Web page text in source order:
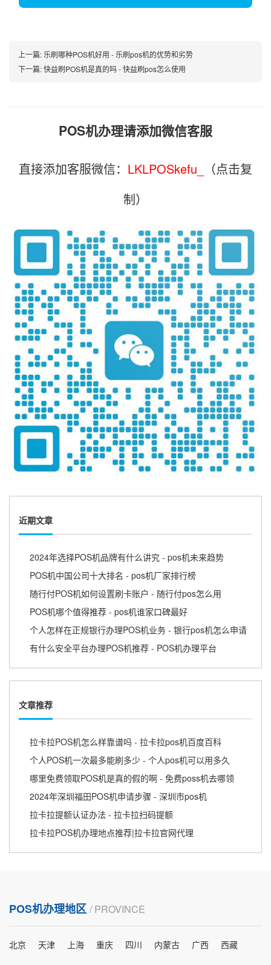
上一篇: 乐刷哪种POS机好用 - 乐刷pos机的优势和劣势
下一篇:快益刷POS机是真的吗 - 快益刷pos怎么使用
POS机办理请添加微信客服
直接添加客服微信： LKLPOSkefu_
（点击复
制）
近期文章
2024年选择POS机品牌有什么讲究 - pos机未来趋势
POS机中国公司十大排名 - pos机厂家排行榜
随行付POS机如何设置刷卡账户 - 随行付pos怎么用
POS机哪个值得推荐 - pos机谁家口碑最好
个人怎样在正规银行办理POS机业务 - 银行pos机怎么申请
有什么安全平台办理POS机推荐 - POS机办理平台
文章推荐
拉卡拉POS机怎么样靠谱吗 - 拉卡拉pos机百度百科
个人POS机一次最多能刷多少 - 个人pos机可以用多久
哪里免费领取POS机是真的假的啊 - 免费poss机去哪领
2024年深圳福田POS机申请步骤 - 深圳市pos机
拉卡拉提额认证办法 - 拉卡拉扫码提额
拉卡拉POS机办理地点推荐|拉卡拉官网代理
POS机办理地区 / PROVINCE
北京 天津 上海 重庆 四川 内蒙古 广西
西藏